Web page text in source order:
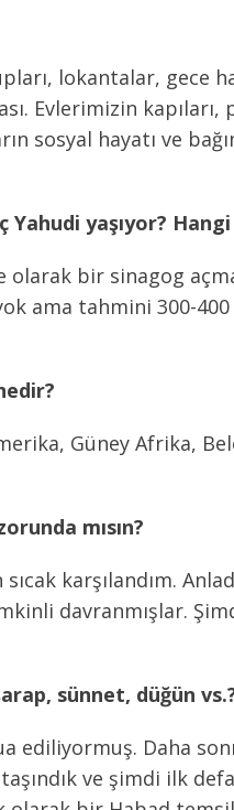
lokantalar, gece
Evlerimizin kapıları,
sosyal hayatı ve
Yahudi yaşıyor?
olarak bir sinagog
ama tahmini 300-400
Güney Afrika,
mısın?
karşılandım.
davranmışlar.
sünnet, düğün
ediliyormuş. Daha
ve şimdi ilk